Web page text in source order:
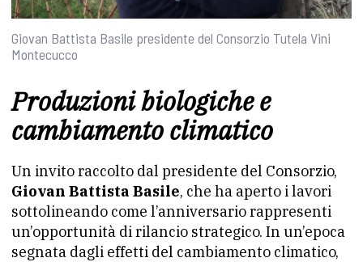
Giovan Battista Basile presidente del Consorzio Tutela Vini
Montecucco
Produzioni biologiche e
cambiamento climatico
Un invito raccolto dal presidente del Consorzio,
Giovan Battista Basile, che ha aperto i lavori
sottolineando come l’anniversario rappresenti
un’opportunità di rilancio strategico. In un’epoca
segnata dagli effetti del cambiamento climatico,